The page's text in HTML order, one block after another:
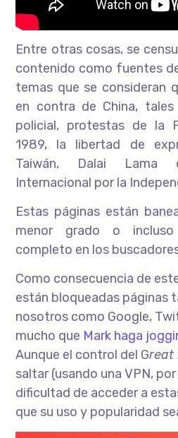
Entre otras cosas, se
contenido como fuentes
temas que se consideran
en contra de China,
policial, protestas de la
1989, la libertad de
Taiwán, Dalai Lama
Internacional por la
Estas páginas están
menor grado o incluso
completo en los
Como consecuencia de
están bloqueadas páginas
nosotros como Google,
mucho que Mark haga
Aunque el control del Great
saltar (usando una VPN,
dificultad de acceder a
que su uso y popularidad